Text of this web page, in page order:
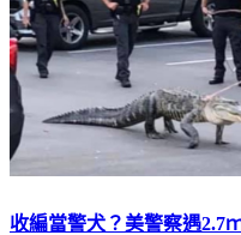
收編當警犬？美警察遇